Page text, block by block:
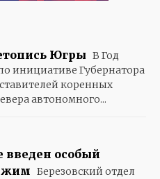
Югры В Год
инициативе Губернатора
коренных
автономного...
введен особый
Березовский отдел